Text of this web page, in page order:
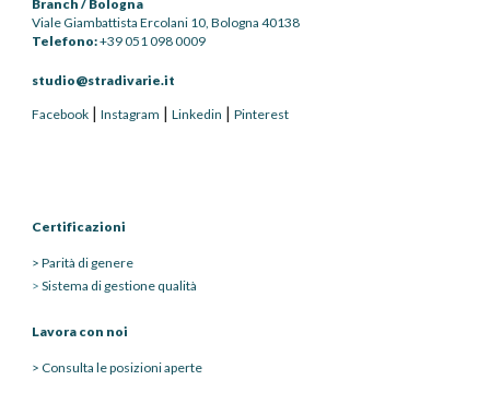
Branch / Bologna
Viale Giambattista Ercolani 10, Bologna 40138
Telefono:+39051098 0009
studio@stradivarie.it
Facebook |Instagram |Linkedin |Pinterest
Certificazioni
> Parità di genere
> Sistema di gestione qualità
Lavora con noi
> Consulta le posizioni aperte